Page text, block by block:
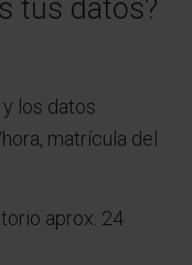
tus datos?
los datos
matrícula del
aprox. 24